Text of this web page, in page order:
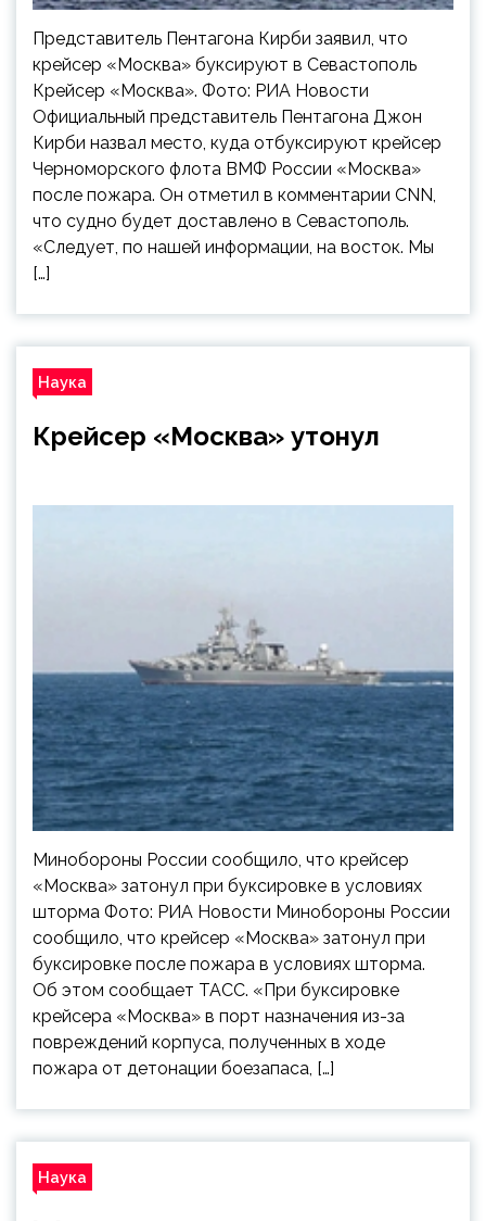
Представитель Пентагона Кирби заявил, что
крейсер «Москва» буксируют в Севастополь
Крейсер «Москва». Фото: РИА Новости
Официальный представитель Пентагона Джон
Кирби назвал место, куда отбуксируют крейсер
Черноморского флота ВМФ России «Москва»
после пожара. Он отметил в комментарии CNN,
что судно будет доставлено в Севастополь.
«Следует, по нашей информации, на восток. Мы
[…]
Наука
Крейсер «Москва» утонул
Минобороны России сообщило, что крейсер
«Москва» затонул при буксировке в условиях
шторма Фото: РИА Новости Минобороны России
сообщило, что крейсер «Москва» затонул при
буксировке после пожара в условиях шторма.
Об этом сообщает ТАСС. «При буксировке
крейсера «Москва» в порт назначения из-за
повреждений корпуса, полученных в ходе
пожара от детонации боезапаса, […]
Наука